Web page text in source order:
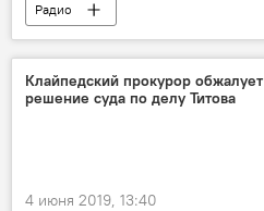
Радио
Клайпедский прокурор обжалует
решение суда по делу Титова
4 июня 2019, 13:40